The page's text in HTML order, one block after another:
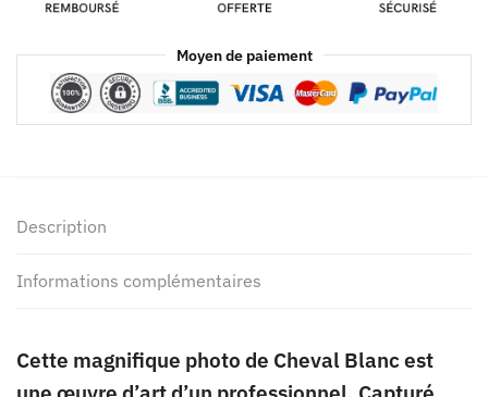
Moyen de paiement
Description
Informations complémentaires
Cette magnifique photo de Cheval Blanc est